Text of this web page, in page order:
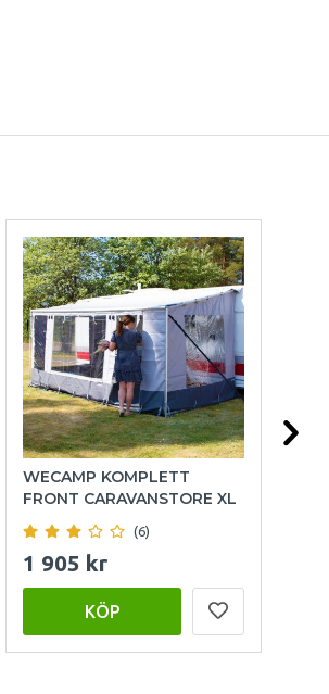
WECAMP KOMPLETT
FRONT CARAVANSTORE XL
(6)
1 905 kr
KÖP